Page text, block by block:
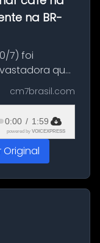
na BR-
7) foi
que
jovens na
Um passeio
cm7brasil.com
0:00 / 1:59
powered by VOICEXPRESS
Original